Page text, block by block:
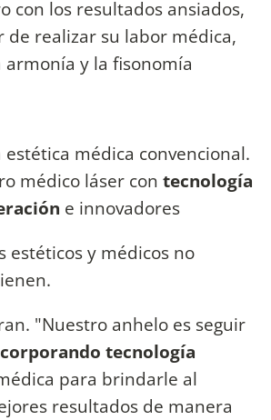
con los resultados ansiados,
de realizar su labor médica,
armonía y la fisonomía
estética médica convencional.
médico láser con tecnología
e innovadores
estéticos y médicos no
"Nuestro anhelo es seguir
tecnología
para brindarle al
resultados de manera